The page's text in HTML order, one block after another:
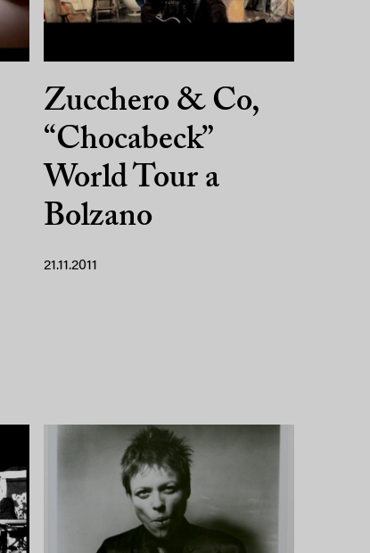
Zucchero & Co,
“Chocabeck”
World Tour a
Bolzano
21.11.2011